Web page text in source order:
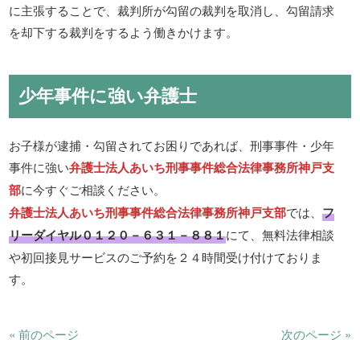
に主張することで、裁判所が勾留の裁判を取消し、勾留請求
を却下する裁判をするよう働きかけます。
少年事件に強い弁護士
お子様が逮捕・勾留されてお困りであれば、刑事事件・少年
事件に強い弁護士法人あいち刑事事件総合法律事務所神戸支
部に今すぐご相談ください。
弁護士法人あいち刑事事件総合法律事務所神戸支部では、フ
リーダイヤル０１２０－６３１－８８１にて、無料法律相談
や初回接見サービスのご予約を２４時間受け付けておりま
す。
« 前のページ 次のページ »